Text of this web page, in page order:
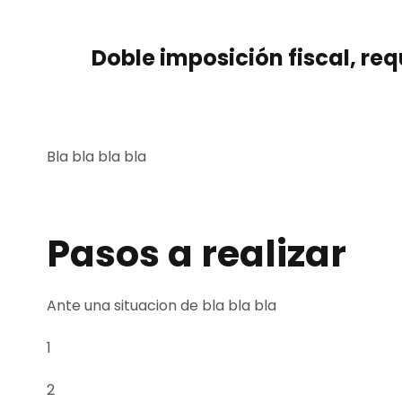
Doble imposición fiscal,
Bla bla bla bla
Pasos a realizar
Ante una situacion de bla bla bla
1
2